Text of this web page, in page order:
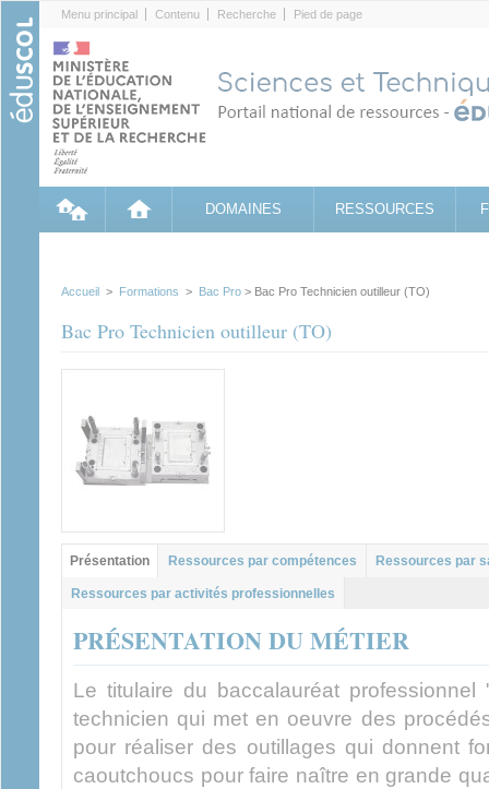
Menu principal Contenu Recherche Pied de page
DOMAINES RESSOURCES
Accueil > Formations > Bac Pro > Bac Pro Technicien outilleur (TO)
Bac Pro Technicien outilleur (TO)
Groupe principal
Présentation
Ressources par compétences Ressources par
Ressources par activités professionnelles
PRÉSENTATION DU MÉTIER
Le titulaire du baccalauréat professionnel
technicien qui met en oeuvre des
pour réaliser des outillages qui donnent
caoutchoucs pour faire naître en grande